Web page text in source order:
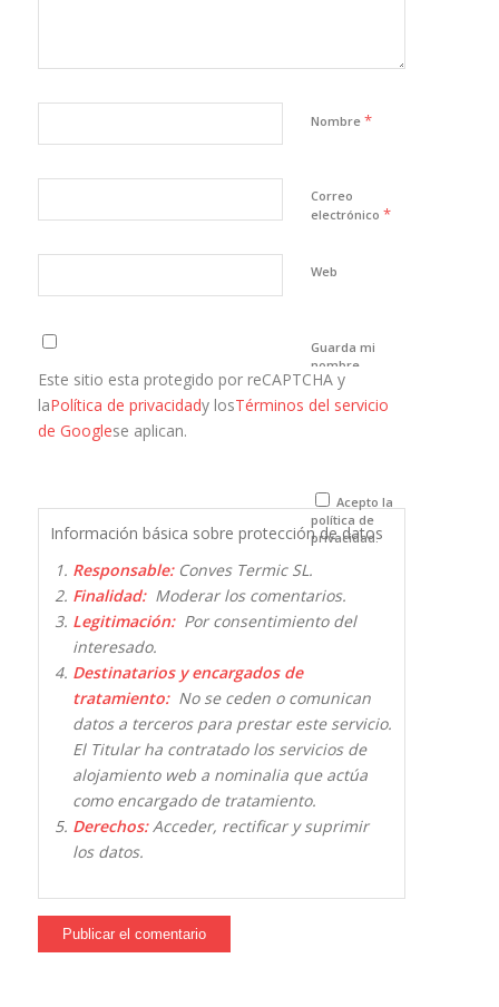
Nombre *
Correo
electrónico *
Web
Guarda mi
nombre,
correo
electrónico y
que comente.
Este sitio esta protegido por reCAPTCHA y
laPolítica de privacidady losTérminos del servicio
de Googlese aplican.
Acepto la
política de
privacidad.
Información básica sobre protección de datos
Responsable:Conves Termic SL.
Finalidad:Moderar los comentarios.
Legitimación:Por consentimiento del
interesado.
Destinatarios y encargados de
tratamiento:No se ceden o comunican
datos a terceros para prestar este servicio.
El Titular ha contratado los servicios de
alojamiento web a nominalia que actúa
como encargado de tratamiento.
Derechos:Acceder, rectificar y suprimir
los datos.